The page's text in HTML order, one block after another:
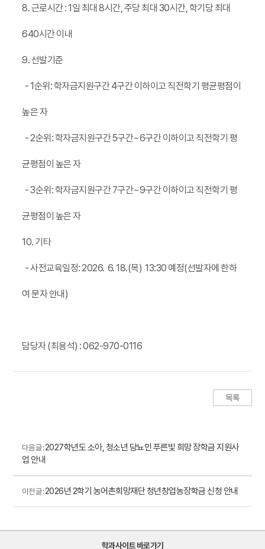
8. 근로시간 : 1일 최대 8시간, 주당 최대 30시간, 학기당 최대
640시간 이내
9. 선발기준
- 1순위: 학자금지원구간 4구간 이하이고 직전학기 평균평점이
높은 자
- 2순위: 학자금지원구간 5구간~6구간 이하이고 직전학기 평
균평점이 높은 자
- 3순위: 학자금지원구간 7구간~9구간 이하이고 직전학기 평
균평점이 높은 자
10. 기타
- 사전교육일정: 2026. 6. 18.(목) 13:30 예정(선발자에 한하
여 문자 안내)
담당자 (최용석) : 062-970-0116
목록
다음 글 :2027학년도 소아, 청소년 당뇨인 푸른빛 희망 장학금 지원사
업 안내
이전 글 :2026년 2학기 농어촌희망재단 청년창업농장학금 신청 안내
학과사이트 바로가기